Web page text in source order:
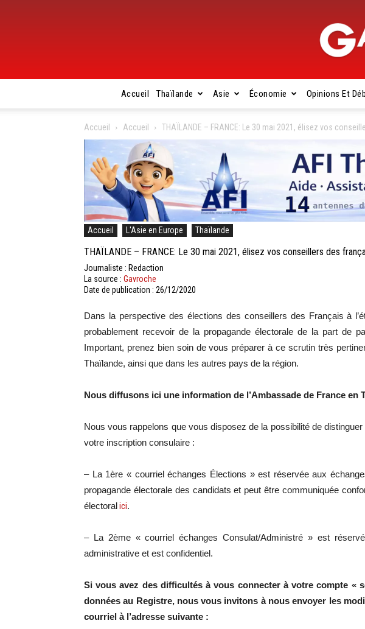
Accueil Thaïlande Asie Économie Opinions Et
Accueil Accueil THAÏLANDE – FRANCE: Le 30 mai 2021, élisez vos
Accueil L'Asie en Europe Thaïlande
THAÏLANDE – FRANCE: Le 30 mai 2021, élisez vos conseillers des
Journaliste : Redaction
La source : Gavroche
Date de publication : 26/12/2020
Dans la perspective des élections des conseillers des Français à
probablement recevoir de la propagande électorale de la part de
Important, prenez bien soin de vous préparer à ce scrutin très
Thaïlande, ainsi que dans les autres pays de la région.
Nous diffusons ici une information de l’Ambassade de France en
Nous vous rappelons que vous disposez de la possibilité de
votre inscription consulaire :
– La 1ère « courriel échanges Élections » est réservée aux
propagande électorale des candidats et peut être communiquée
électoralici.
– La 2ème « courriel échanges Consulat/Administré » est
administrative et est confidentiel.
Si vous avez des difficultés à vous connecter à votre compte «
données au Registre, nous vous invitons à nous envoyer les
courriel à l’adresse suivante :